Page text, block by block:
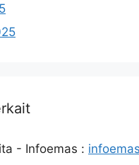
- Infoemas :